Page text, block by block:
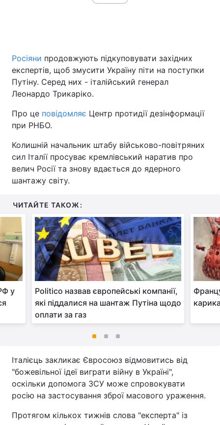
Росіяни продовжують підкуповувати західних
експертів, щоб змусити Україну піти на поступки
Путіну. Серед них - італійський генерал
Леонардо Трикаріко.
Про це повідомляє Центр протидії дезінформації
при РНБО.
Колишній начальник штабу військово-повітряних
сил Італії просуває кремлівський наратив про
велич Росії та знову вдається до ядерного
шантажу світу.
ЧИТАЙТЕ ТАКОЖ:
у
Politico назвав європейські компанії,
які піддалися на шантаж Путіна щодо
оплати за газ
Італієць закликає Євросоюз відмовитись від
"божевільної ідеї виграти війну в Україні",
оскільки допомога ЗСУ може спровокувати
росію на застосування зброї масового ураження.
Протягом кількох тижнів слова "експерта" із